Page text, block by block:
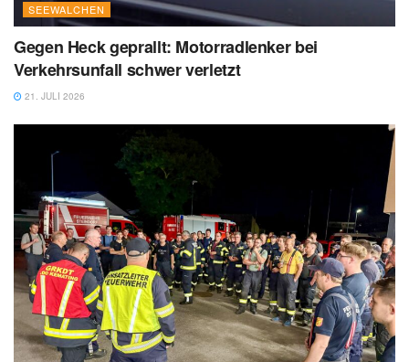
SEEWALCHEN
Gegen Heck geprallt: Motorradlenker bei
Verkehrsunfall schwer verletzt
21. JULI 2026